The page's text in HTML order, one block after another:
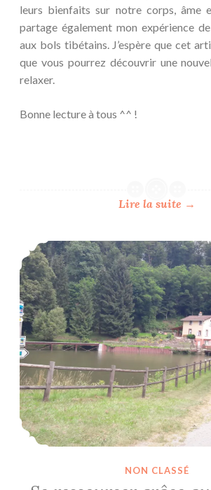
leurs bienfaits sur notre corps, âme
partage également mon expérience
aux bols tibétains. J’espère que cet
que vous pourrez découvrir une
relaxer.
Bonne lecture à tous ^^ !
Lire la suite →
Se ressourcer grâce au bienfaits de la balade méditative
NON CLASSÉ